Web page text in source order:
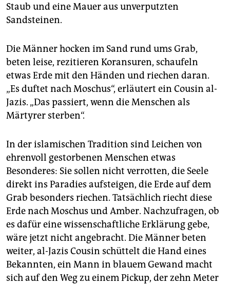
Staub und eine Mauer aus unverputzten
Sandsteinen.
Die Männer hocken im Sand rund ums Grab,
beten leise, rezitieren Koransuren, schaufeln
etwas Erde mit den Händen und riechen daran.
„Es duftet nach Moschus“, erläutert ein Cousin al-
Jazis. „Das passiert, wenn die Menschen als
Märtyrer sterben“.
In der islamischen Tradition sind Leichen von
ehrenvoll gestorbenen Menschen etwas
Besonderes: Sie sollen nicht verrotten, die Seele
direkt ins Paradies aufsteigen, die Erde auf dem
Grab besonders riechen. Tatsächlich riecht diese
Erde nach Moschus und Amber. Nachzufragen, ob
es dafür eine wissenschaftliche Erklärung gebe,
wäre jetzt nicht angebracht. Die Männer beten
weiter, al-Jazis Cousin schüttelt die Hand eines
Bekannten, ein Mann in blauem Gewand macht
sich auf den Weg zu einem Pickup, der zehn Meter